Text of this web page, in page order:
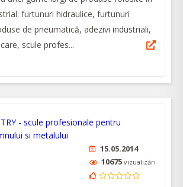
furtunuri hidraulice, furtunuri
de pneumatică, adezivi industriali,
scule profes...
15.05.2014
10675 vizualizări